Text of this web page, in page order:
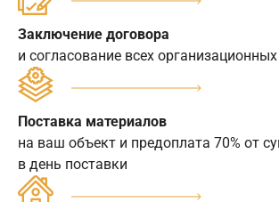
Заключение договора
и согласование всех
Поставка материалов
на ваш объект и предоплата 70% от
в день поставки